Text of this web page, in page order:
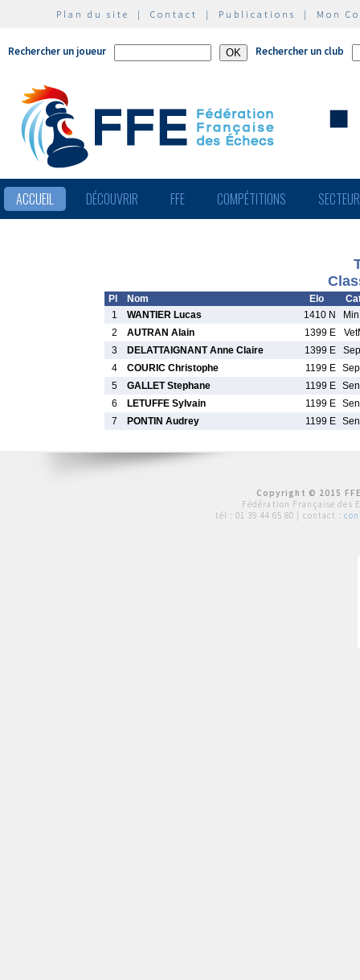
Plan du site | Contact | Publications | Mon
Rechercher un joueur Rechercher un club
ACCUEIL DÉCOUVRIR FFE COMPÉTITIONS
Pl Nom Elo
1
WANTIER Lucas 1410 N
2
AUTRAN Alain 1399 E
3
DELATTAIGNANT Anne Claire 1399 E
4
COURIC Christophe 1199 E
5
GALLET Stephane 1199 E
6
LETUFFE Sylvain 1199 E
7
PONTIN Audrey 1199 E
Copyright © 2015
Fédération Française des
tél : 01 39 44 65 80 | contact :